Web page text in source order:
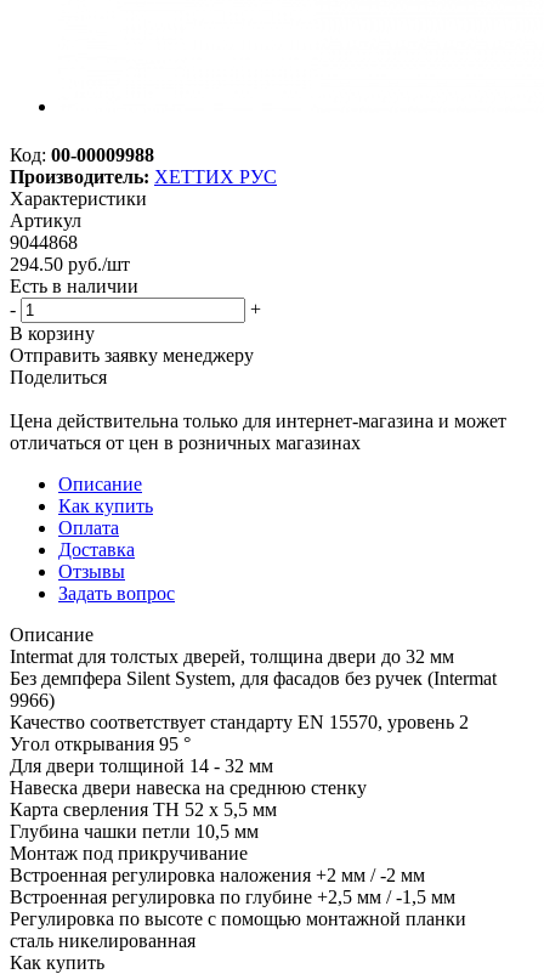
Код: 00-00009988
Производитель: ХЕТТИХ РУС
Характеристики
Артикул
9044868
294.50 руб./шт
Есть в наличии
-
+
В корзину
Отправить заявку менеджеру
Поделиться
Цена действительна только для интернет-магазина и может
отличаться от цен в розничных магазинах
Описание
Как купить
Оплата
Доставка
Отзывы
Задать вопрос
Описание
Intermat для толстых дверей, толщина двери до 32 мм
Без демпфера Silent System, для фасадов без ручек (Intermat
9966)
Качество соответствует стандарту EN 15570, уровень 2
Угол открывания 95 °
Для двери толщиной 14 - 32 мм
Навеска двери навеска на среднюю стенку
Карта сверления TH 52 x 5,5 мм
Глубина чашки петли 10,5 мм
Монтаж под прикручивание
Встроенная регулировка наложения +2 мм / -2 мм
Встроенная регулировка по глубине +2,5 мм / -1,5 мм
Регулировка по высоте с помощью монтажной планки
сталь никелированная
Как купить